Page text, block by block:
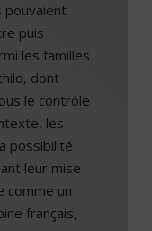
pouvaient
puis
les familles
dont
le contrôle
les
possibilité
leur mise
comme un
français,